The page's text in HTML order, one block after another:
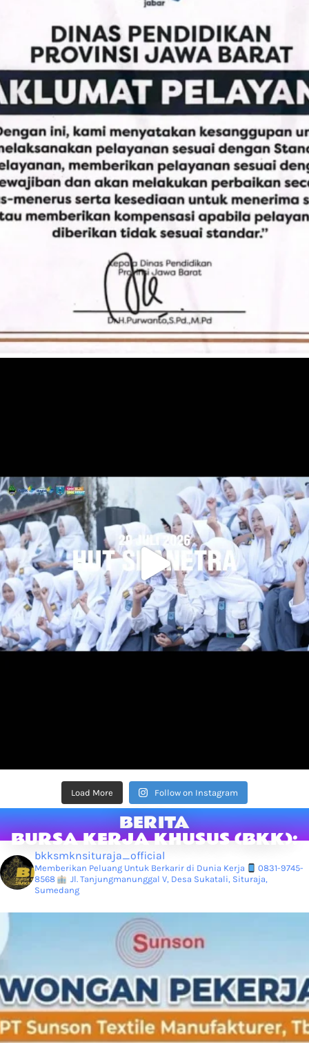
Load More Follow on Instagram
BERITA
BURSA KERJA KHUSUS (BKK):
bkksmknsituraja_official
Memberikan Peluang Untuk Berkarir di Dunia Kerja
0831-9745-
8568
Jl. Tanjungmanunggal V, Desa Sukatali, Situraja,
Sumedang